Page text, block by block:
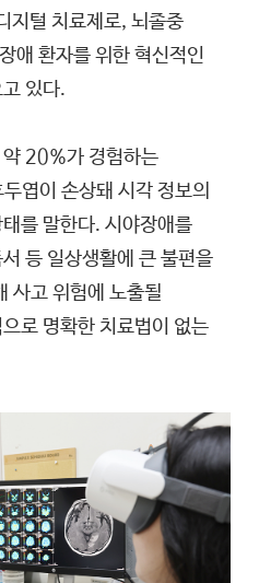
지털 치료제로, 뇌졸중
애 환자를 위한 혁신적인
있다.
약 20%가 경험하는
엽이 손상돼 시각 정보의
를 말한다. 시야장애를
등 일상생활에 큰 불편을
사고 위험에 노출될
로 명확한 치료법이 없는